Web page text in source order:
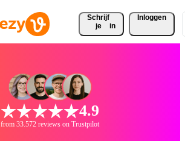
Schrijf
je
in
Inloggen
4.9
from 33.572 reviews on Trustpilot